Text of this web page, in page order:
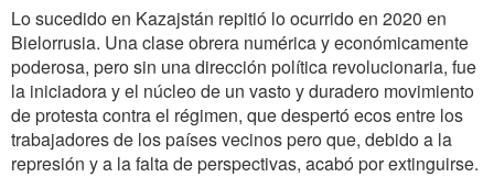
Lo sucedido en Kazajstán repitió lo ocurrido en 2020 en
Bielorrusia. Una clase obrera numérica y económicamente
poderosa, pero sin una dirección política revolucionaria, fue
la iniciadora y el núcleo de un vasto y duradero movimiento
de protesta contra el régimen, que despertó ecos entre los
trabajadores de los países vecinos pero que, debido a la
represión y a la falta de perspectivas, acabó por extinguirse.